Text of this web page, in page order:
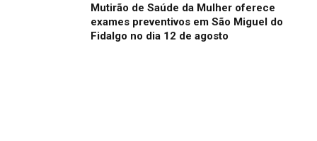
Mutirão de Saúde da Mulher oferece
exames preventivos em São Miguel do
Fidalgo no dia 12 de agosto